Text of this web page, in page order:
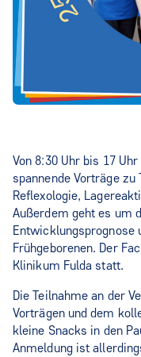
Von 8:30 Uhr bis 17
spannende Vorträge
Reflexologie,
Außerdem geht es um
Entwicklungsprognose
Frühgeborenen. Der
Klinikum Fulda statt.
Die Teilnahme an der
Vorträgen und dem
kleine Snacks in den
Anmeldung ist